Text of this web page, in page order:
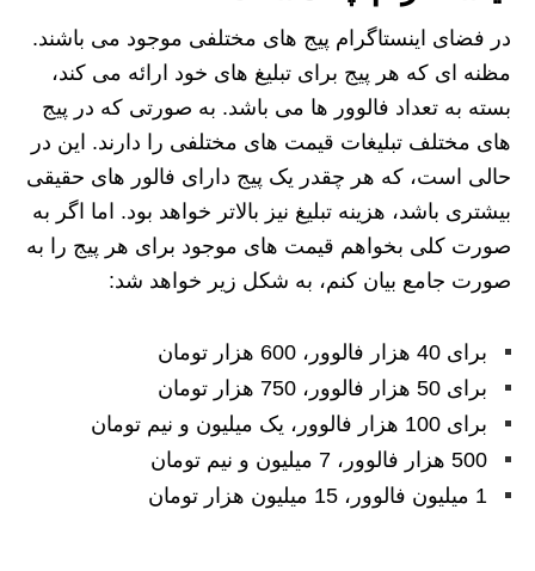
در فضای اینستاگرام پیج های مختلفی موجود می باشند.
مظنه ای که هر پیج برای تبلیغ های خود ارائه می کند،
بسته به تعداد فالوور ها می باشد. به صورتی که در پیج
های مختلف تبلیغات قیمت های مختلفی را دارند. این در
حالی است، که هر چقدر یک پیج دارای فالور های حقیقی
بیشتری باشد، هزینه تبلیغ نیز بالاتر خواهد بود. اما اگر به
صورت کلی بخواهم قیمت های موجود برای هر پیج را به
صورت جامع بیان کنم، به شکل زیر خواهد شد:
برای 40 هزار فالوور، 600 هزار تومان
برای 50 هزار فالوور، 750 هزار تومان
برای 100 هزار فالوور، یک میلیون و نیم تومان
500 هزار فالوور، 7 میلیون و نیم تومان
1 میلیون فالوور، 15 میلیون هزار تومان